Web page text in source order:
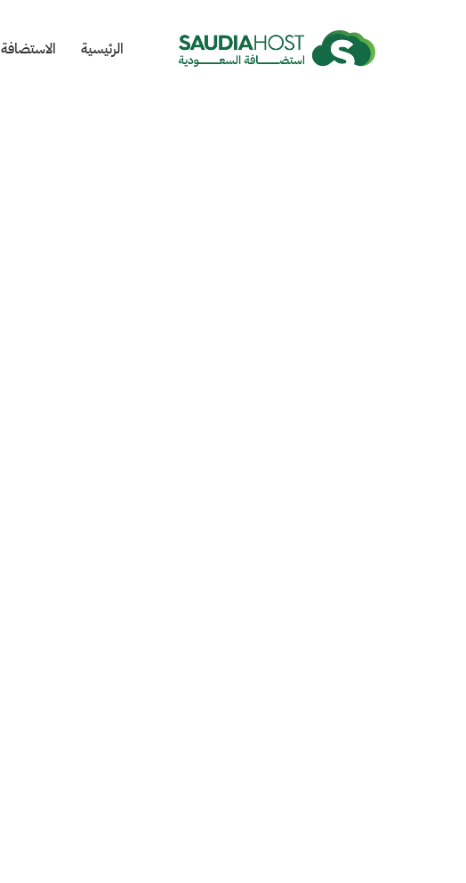
الرئيسية الاستضافة